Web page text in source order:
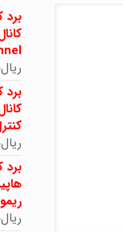
برد
ریال
برد
ریال
برد
ریال